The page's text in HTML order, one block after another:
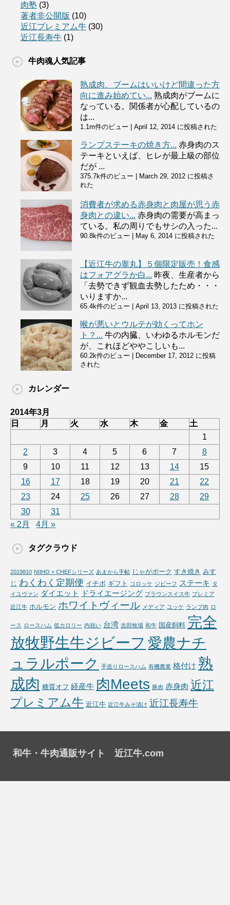
肉塾 (3)
著者非公開版 (10)
近江プレミアム牛 (30)
近江長寿牛 (1)
牛肉魂人気記事
熟成肉、ブームはいいけど間違った方
向に進み始めてい... 熟成肉がブームに
なっている。関係者が心配しているの
は...
1.1m件のビュー April 12, 2014 に投稿された
ランプステーキの焼き方... 赤身肉のス
テーキといえば、ヒレが最上級の部位
だが ...
375.7k件のビュー
March 29, 2012 に投稿さ
れた
消費者が求める赤身肉と肉屋が思う赤
身肉との違い... 赤身肉の需要が高まっ
ている。私の周りでもサシの入った...
90.8k件のビュー May 6, 2014 に投稿された
【近江牛の睾丸】５個限定販売！食感
はフォアグラか白... 昨夜、生産者から
「去勢できず観血去勢したため・・・
いりますか...
65.4k件のビュー April 13, 2013 に投稿された
喉が悪いとウルテが効くってホン
ト？... 牛の内臓、いわゆるホルモンだ
が、これほどややこしいも...
60.2k件のビュー
December 17, 2012 に投稿
された
カレンダー
2014年3月
日
月 火 水 木 金
土
1
2
3 4 5 6 7
8
9
10 11 12 13 14
15
16
17 18 19 20 21
22
23
24 25 26 27 28
29
30
31
« 2月
4月 »
タグクラウド
2019810 NIIHO × CHEFシリーズ あまから手帖 じゃがポーク すき焼き みす
じ わくわく定期便 イチボ ギフト コロッケ ジビーフ ステーキ タ
イユヴァン ダイエット ドライエージング ブラウンスイス牛 プレミア
近江牛 ホルモン ホワイトヴィール メディア ユッケ ランプ肉 ロ
ース ロースハム 低カロリー 内祝い 台湾 吉田牧場 和牛 国産飼料 完全
放牧野生牛ジビーフ 愛農ナチ
ュラルポーク
手造りロースハム 有機農業 格付け 熟
成肉 糖質オフ 経産牛 肉Meets 豚肉 赤身肉 近江
プレミアム牛 近江牛 近江牛みそ漬け 近江長寿牛
和牛・牛肉通販サイト 近江牛.com